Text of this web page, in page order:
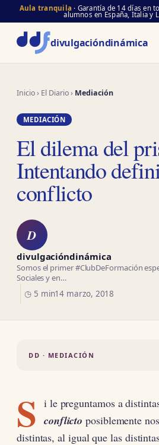
Aula tranquila · Garantía de 14 días en
alumnos en España, Italia y
divulgacióndinámica
Inicio› El Diario› Mediación
MEDIACIÓN
El dilema del
Intentando
conflicto
D
divulgacióndinámica
Somos el primer #ClubDeFormación
Sociales y en…
◷ 5 min14 marzo, 2018
DD · MEDIACIÓN
S i le preguntamos a
conflicto posiblemente
distintas, al igual que las